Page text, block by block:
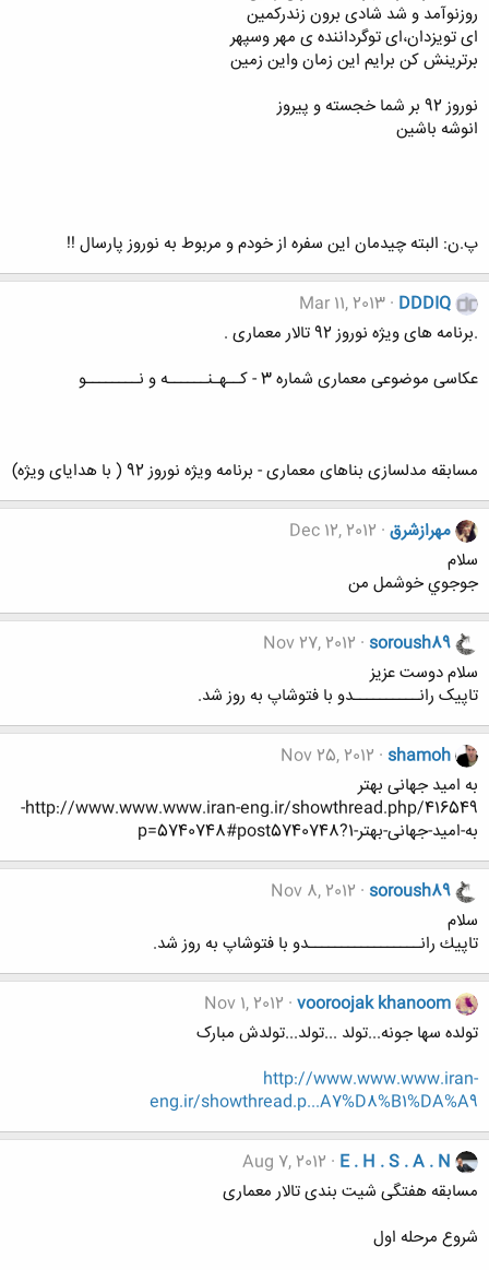
روزنوآمد و شد شادی برون زندرکمین
ای تویزدان،ای توگرداننده ی مهر وسپهر
برترینش کن برایم این زمان واین زمین
نوروز 92 بر شما خجسته و پیروز
انوشه باشین
پ.ن: البته چیدمان این سفره از خودم و مربوط به نوروز پارسال !!
DDDIQ
Mar 11, 2013
.برنامه های ویژه نوروز 92 تالار معماری .
عکاسی موضوعی معماری شماره 3 - کــهـنــــــه و نــــــــو
مسابقه مدلسازی بناهای معماری - برنامه ویژه نوروز 92 ( با هدایای ویژه)
مهرازشرق Dec 12, 2012
سلام
جوجوي خوشمل من
soroush89
Nov 27, 2012
سلام دوست عزیز
تاپیک رانــــــــــدو با فتوشاپ به روز شد.
shamoh
Nov 25, 2012
به امید جهانی بهتر
http://www.www.www.iran-eng.ir/showthread.php/416549-
به-امید-جهانی-بهتر-1?p=5740748#post5740748
soroush89
Nov 8, 2012
سلام
تاپيك رانـــــــــــــــــدو با فتوشاپ به روز شد.
vooroojak khanoom
Nov 1, 2012
تولده سها جونه...تولد ...تولد...تولدش مبارک
http://www.www.www.iran-
eng.ir/showthread.p...A7%D8%B1%DA%A9
E . H . S . A . N
Aug 7, 2012
مسابقه هفتگی شیت بندی تالار معماری
شروع مرحله اول